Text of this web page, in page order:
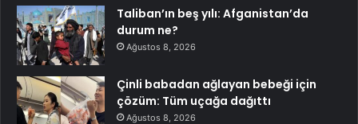
Taliban’ın beş yılı: Afganistan’da
durum ne?
Ağustos 8, 2026
Çinli babadan ağlayan bebeği için
çözüm: Tüm uçağa dağıttı
Ağustos 8, 2026